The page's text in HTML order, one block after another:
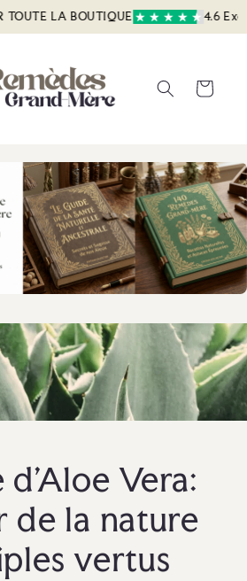
LA BOUTIQUE 4.6 Excellent
Panier
d'Aloe Vera:
de la nature
vertus